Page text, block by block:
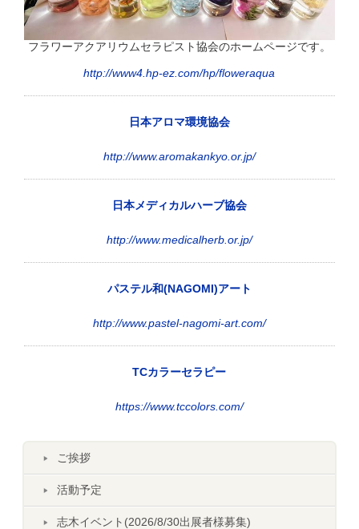
フラワーアクアリウムセラピスト協会のホームページです。
http://www4.hp-ez.com/hp/floweraqua
日本アロマ環境協会
http://www.aromakankyo.or.jp/
日本メディカルハーブ協会
http://www.medicalherb.or.jp/
パステル和(NAGOMI)アート
http://www.pastel-nagomi-art.com/
TCカラーセラピー
https://www.tccolors.com/
ご挨拶
活動予定
志木イベント(2026/8/30出展者様募集)